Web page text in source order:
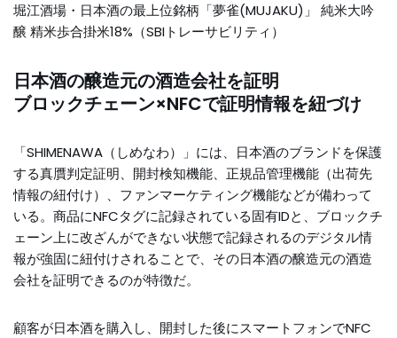
堀江酒場・日本酒の最上位銘柄「夢雀(MUJAKU)」 純米大吟
醸 精米歩合掛米18%（SBIトレーサビリティ）
日本酒の醸造元の酒造会社を証明
ブロックチェーン×NFCで証明情報を紐づけ
「SHIMENAWA（しめなわ）」には、日本酒のブランドを保護
する真贋判定証明、開封検知機能、正規品管理機能（出荷先
情報の紐付け）、ファンマーケティング機能などが備わって
いる。商品にNFCタグに記録されている固有IDと、ブロックチ
ェーン上に改ざんができない状態で記録されるのデジタル情
報が強固に紐付けされることで、その日本酒の醸造元の酒造
会社を証明できるのが特徴だ。
顧客が日本酒を購入し、開封した後にスマートフォンでNFC